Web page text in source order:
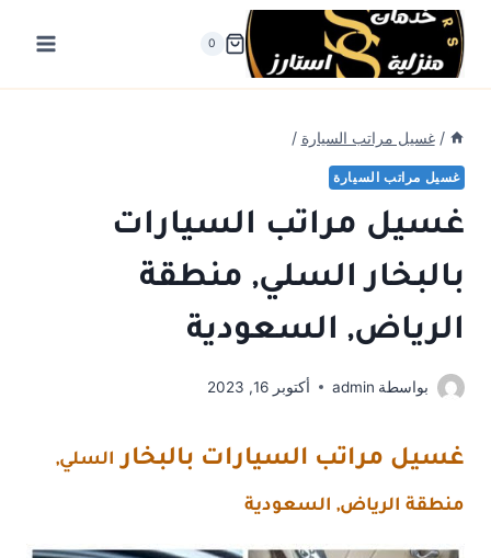
التجاوز
المحتوى
0
/ غسيل مراتب السيارة /
غسيل مراتب السيارة
غسيل مراتب السيارات
بالبخار السلي, منطقة
الرياض, السعودية
بواسطة admin أكتوبر 16, 2023
غسيل مراتب السيارات بالبخار السلي,
منطقة الرياض, السعودية